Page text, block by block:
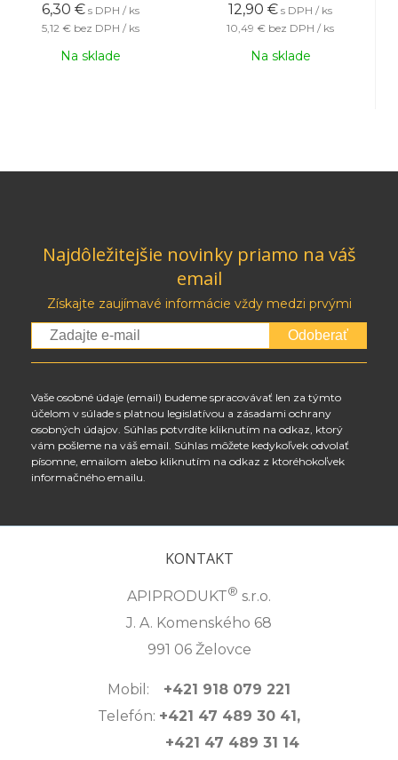
6,30 € s DPH / ks
5,12 € bez DPH / ks
Na sklade
12,90 € s DPH / ks
10,49 € bez DPH / ks
Na sklade
Najdôležitejšie novinky priamo na váš
email
Získajte zaujímavé informácie vždy medzi prvými
Odoberať
Vaše osobné údaje (email) budeme spracovávať len za týmto
účelom v súlade s platnou legislatívou a zásadami ochrany
osobných údajov. Súhlas potvrdíte kliknutím na odkaz, ktorý
vám pošleme na váš email. Súhlas môžete kedykoľvek odvolať
písomne, emailom alebo kliknutím na odkaz z ktoréhokoľvek
informačného emailu.
KONTAKT
APIPRODUKT® s.r.o.
J. A. Komenského 68
991 06 Želovce
Mobil: +421 918 079 221
Telefón: +421 47 489 30 41,
+421 47 489 31 14